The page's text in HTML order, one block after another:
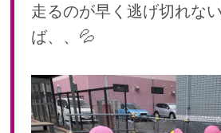
2022年 03月(22)
2022年 02月(15)
2021
2021年 12月(20)
2021年 11月(20)
走るのが早く逃げ切れな
ば、、💦